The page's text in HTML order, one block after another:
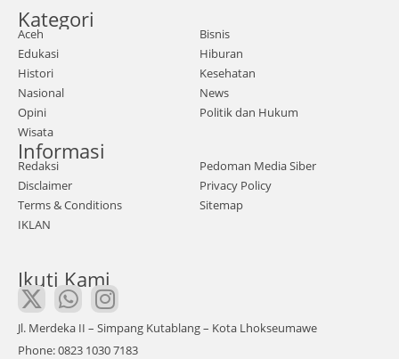
aww
arah,
Kuta
Krue
ng,
Pidie
Jaya.
Keda
tang
an
ima
Dina
s
Kope
rasi
Usah
a
Kecil
dan
Men
enga
(KUK
M)
Aceh
Suks
Kategori
Aceh
Bisnis
Edukasi
Hiburan
Histori
Kesehatan
Nasional
News
Opini
Politik dan Hukum
Wisata
Informasi
Redaksi
Pedoman Media Siber
Disclaimer
Privacy Policy
Terms & Conditions
Sitemap
IKLAN
Ikuti Kami
Jl. Merdeka II – Simpang Kutablang – Kota Lhokseumawe
Phone: 0823 1030 7183